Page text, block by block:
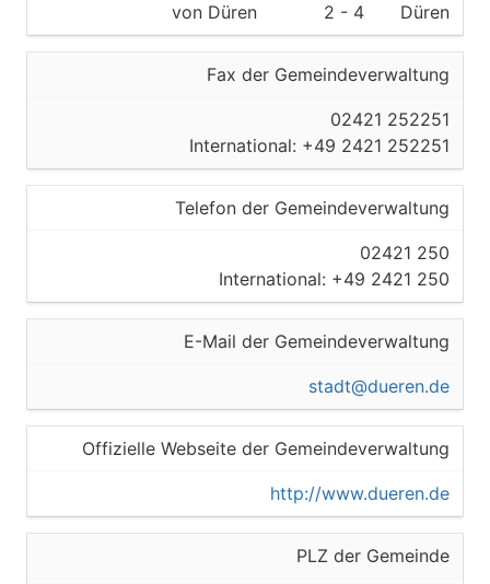
Vermessungs- und
Katasteramt
von Düren
2 - 4
Düren
Fax der Gemeindeverwaltung
02421 252251
International: +49 2421 252251
Telefon der Gemeindeverwaltung
02421 250
International: +49 2421 250
E-Mail der Gemeindeverwaltung
stadt@dueren.de
Offizielle Webseite der Gemeindeverwaltung
http://www.dueren.de
PLZ der Gemeinde